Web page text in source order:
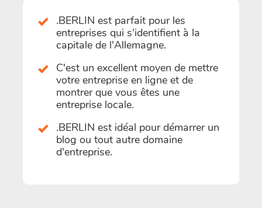
.BERLIN est parfait pour les
entreprises qui s'identifient à la
capitale de l'Allemagne.
C'est un excellent moyen de mettre
votre entreprise en ligne et de
montrer que vous êtes une
entreprise locale.
.BERLIN est idéal pour démarrer un
blog ou tout autre domaine
d'entreprise.